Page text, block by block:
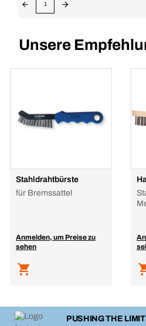
1
Unsere
Stahldrahtbürste
für Bremssattel
Anmelden, um Preise zu
sehen
PUSHING THE